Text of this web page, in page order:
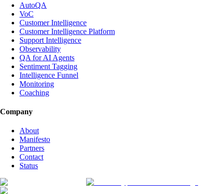
AutoQA
VoC
Customer Intelligence
Customer Intelligence Platform
Support Intelligence
Observability
QA for AI Agents
Sentiment Tagging
Intelligence Funnel
Monitoring
Coaching
Company
About
Manifesto
Partners
Contact
Status